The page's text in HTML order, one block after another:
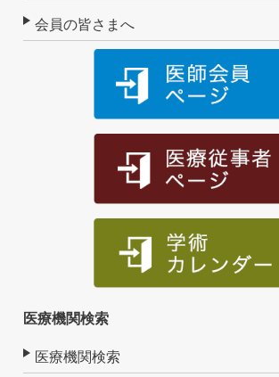
会員の皆さまへ
医療機関検索
医療機関検索